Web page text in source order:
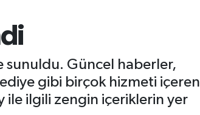
6862,09000 0.19
sunuldu. Güncel haberler,
gibi birçok hizmeti içeren
ile ilgili zengin içeriklerin yer